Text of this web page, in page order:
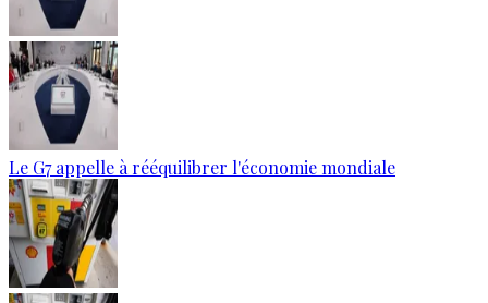
Le G7 appelle à rééquilibrer l'économie mondiale